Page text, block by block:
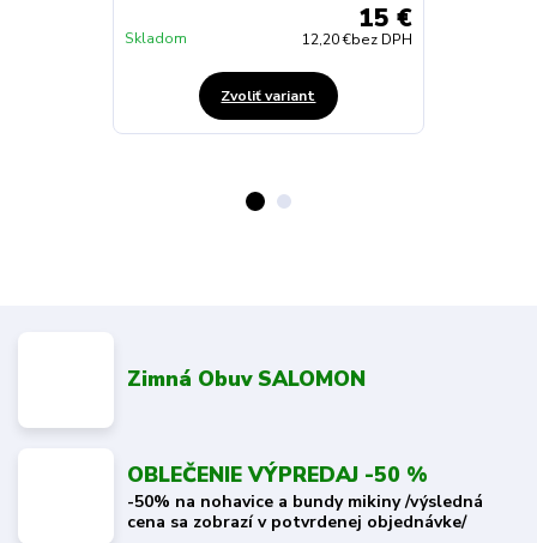
15 €
12,20 €bez DPH
Skladom
Zvoliť variant
Zimná Obuv SALOMON
OBLEČENIE VÝPREDAJ -50 %
-50% na nohavice a bundy mikiny /výsledná
cena sa zobrazí v potvrdenej objednávke/